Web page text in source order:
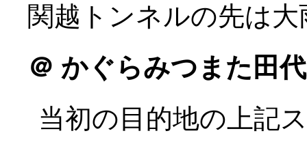
関越トンネルの先は大
＠ かぐらみつまた田
当初の目的地の上記